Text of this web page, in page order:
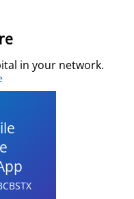
in your network.